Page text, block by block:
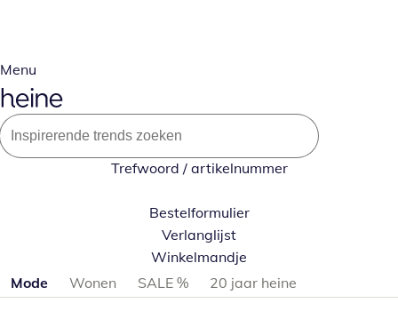
Menu
Trefwoord / artikelnummer
Bestelformulier
Verlanglijst
Winkelmandje
Productcategorieën overslaan
Mode Wonen SALE %
20 jaar heine